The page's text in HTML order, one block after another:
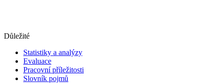
Důležité
Statistiky a analýzy
Evaluace
Pracovní příležitosti
Slovník pojmů